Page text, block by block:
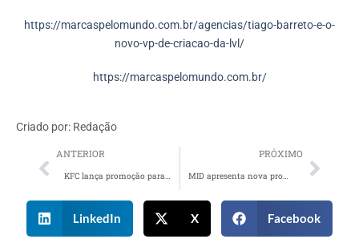
https://marcaspelomundo.com.br/agencias/tiago-barreto-e-o-
novo-vp-de-criacao-da-lvl/
https://marcaspelomundo.com.br/
Criado por: Redação
ANTERIOR PRÓXIMO
LinkedIn X Facebook